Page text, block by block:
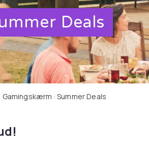
Deals
Gamingskærm · Summer Deals